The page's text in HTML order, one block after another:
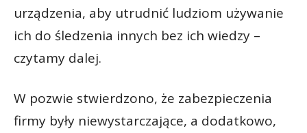
urządzenia, aby utrudnić ludziom używanie
ich do śledzenia innych bez ich wiedzy –
czytamy dalej.
W pozwie stwierdzono, że zabezpieczenia
firmy były niewystarczające, a dodatkowo,